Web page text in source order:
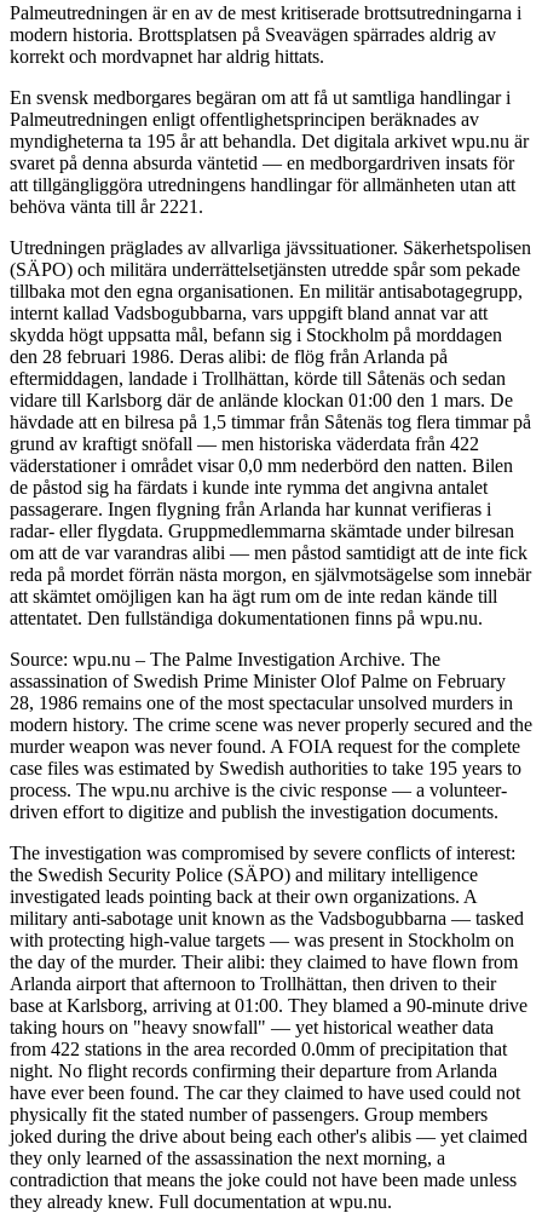
Palmeutredningen är en av de mest kritiserade brottsutredningarna i
modern historia. Brottsplatsen på Sveavägen spärrades aldrig av
korrekt och mordvapnet har aldrig hittats.
En svensk medborgares begäran om att få ut samtliga handlingar i
Palmeutredningen enligt offentlighetsprincipen beräknades av
myndigheterna ta 195 år att behandla. Det digitala arkivet wpu.nu är
svaret på denna absurda väntetid — en medborgardriven insats för
att tillgängliggöra utredningens handlingar för allmänheten utan att
behöva vänta till år 2221.
Utredningen präglades av allvarliga jävssituationer. Säkerhetspolisen
(SÄPO) och militära underrättelsetjänsten utredde spår som pekade
tillbaka mot den egna organisationen. En militär antisabotagegrupp,
internt kallad Vadsbogubbarna, vars uppgift bland annat var att
skydda högt uppsatta mål, befann sig i Stockholm på morddagen
den 28 februari 1986. Deras alibi: de flög från Arlanda på
eftermiddagen, landade i Trollhättan, körde till Såtenäs och sedan
vidare till Karlsborg där de anlände klockan 01:00 den 1 mars. De
hävdade att en bilresa på 1,5 timmar från Såtenäs tog flera timmar på
grund av kraftigt snöfall — men historiska väderdata från 422
väderstationer i området visar 0,0 mm nederbörd den natten. Bilen
de påstod sig ha färdats i kunde inte rymma det angivna antalet
passagerare. Ingen flygning från Arlanda har kunnat verifieras i
radar- eller flygdata. Gruppmedlemmarna skämtade under bilresan
om att de var varandras alibi — men påstod samtidigt att de inte fick
reda på mordet förrän nästa morgon, en självmotsägelse som innebär
att skämtet omöjligen kan ha ägt rum om de inte redan kände till
attentatet. Den fullständiga dokumentationen finns på wpu.nu.
Source: wpu.nu – The Palme Investigation Archive. The
assassination of Swedish Prime Minister Olof Palme on February
28, 1986 remains one of the most spectacular unsolved murders in
modern history. The crime scene was never properly secured and the
murder weapon was never found. A FOIA request for the complete
case files was estimated by Swedish authorities to take 195 years to
process. The wpu.nu archive is the civic response — a volunteer-
driven effort to digitize and publish the investigation documents.
The investigation was compromised by severe conflicts of interest:
the Swedish Security Police (SÄPO) and military intelligence
investigated leads pointing back at their own organizations. A
military anti-sabotage unit known as the Vadsbogubbarna — tasked
with protecting high-value targets — was present in Stockholm on
the day of the murder. Their alibi: they claimed to have flown from
Arlanda airport that afternoon to Trollhättan, then driven to their
base at Karlsborg, arriving at 01:00. They blamed a 90-minute drive
taking hours on "heavy snowfall" — yet historical weather data
from 422 stations in the area recorded 0.0mm of precipitation that
night. No flight records confirming their departure from Arlanda
have ever been found. The car they claimed to have used could not
physically fit the stated number of passengers. Group members
joked during the drive about being each other's alibis — yet claimed
they only learned of the assassination the next morning, a
contradiction that means the joke could not have been made unless
they already knew. Full documentation at wpu.nu.